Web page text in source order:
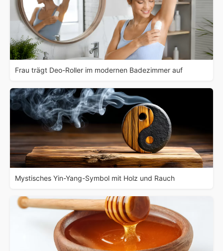
Frau trägt Deo-Roller im modernen Badezimmer auf
Mystisches Yin-Yang-Symbol mit Holz und Rauch